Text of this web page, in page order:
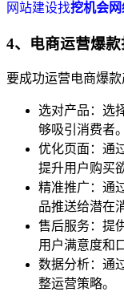
网站建设找挖机会网
4、电商运营爆
要成功运营电商爆款
选对产品：选
够吸引消费者。
优化页面：通
提升用户购买
精准推广：通
品推送给潜在
售后服务：提
用户满意度和
数据分析：通
整运营策略。